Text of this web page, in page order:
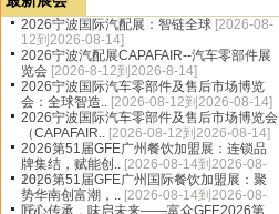
2026宁波国际汽配展：智链全球 [2026-08-
12到2026-08-14]
2026宁波汽配展CAPAFAIR--汽车零部件展
览会 [2026-8-12到2026-8-14]
2026宁波国际汽车零部件及售后市场博览
会：全球智造.. [2026-08-12到2026-08-14]
2026宁波国际汽车零部件及售后市场博览会
（CAPAFAIR.. [2026-08-12到2026-08-14]
2026第51届GFE广州餐饮加盟展：连锁品
牌集结，赋能创.. [2026-08-14到2026-08-
16]
2026第51届GFE广州国际餐饮加盟展：聚
势华南创富潮，.. [2026-08-14到2026-08-
16]
匠心传承，味启未来——富众GFE2026第